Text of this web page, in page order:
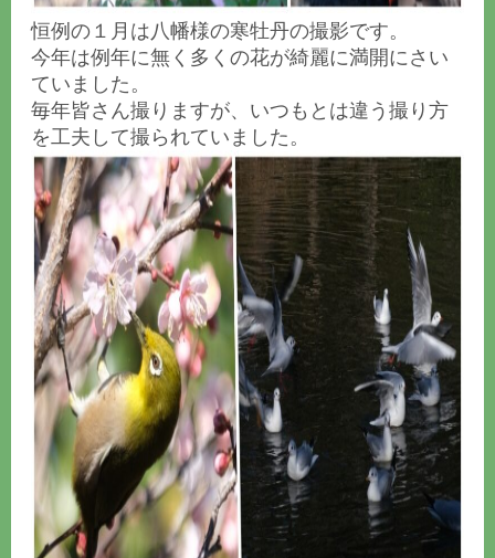
恒例の１月は八幡様の寒牡丹の撮影です。
今年は例年に無く多くの花が綺麗に満開にさい
ていました。
毎年皆さん撮りますが、 いつもとは違う撮り方
を工夫して撮られていました。